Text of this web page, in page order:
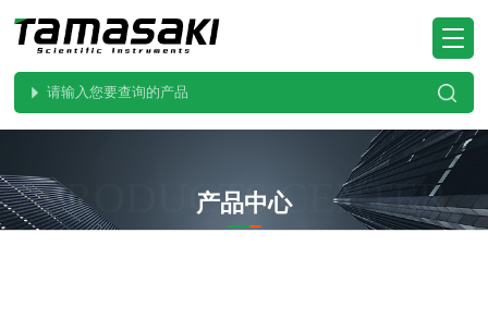
PRODUCTS CENTER
产品中心